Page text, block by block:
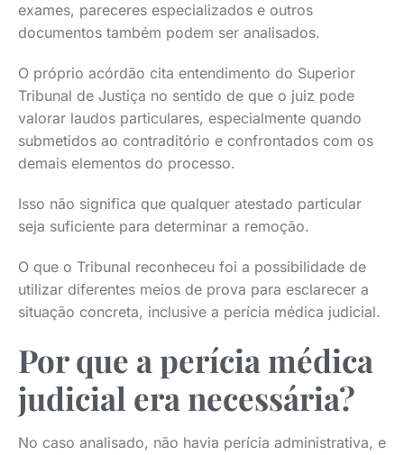
exames, pareceres especializados e outros
documentos também podem ser analisados.
O próprio acórdão cita entendimento do Superior
Tribunal de Justiça no sentido de que o juiz pode
valorar laudos particulares, especialmente quando
submetidos ao contraditório e confrontados com os
demais elementos do processo.
Isso não significa que qualquer atestado particular
seja suficiente para determinar a remoção.
O que o Tribunal reconheceu foi a possibilidade de
utilizar diferentes meios de prova para esclarecer a
situação concreta, inclusive a perícia médica judicial.
Por que a perícia médica
judicial era necessária?
No caso analisado, não havia perícia administrativa, e